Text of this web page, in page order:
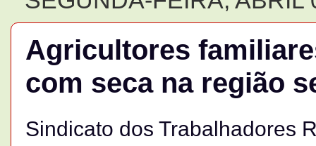
Agricultores
com seca na região
Sindicato dos Trabalhadores